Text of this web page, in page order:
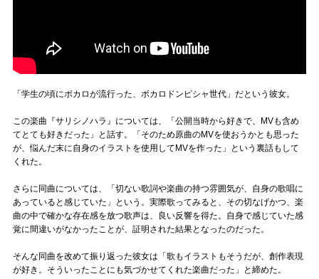
「学生の頃にボカロが流行った、ボカロドンピシャ世代」だという彼女。
この楽曲『サリシノハラ』については、「公開当時から好きで、MVも含め
てとても好きだった」と話す。「そのため原曲のMVを使おうかとも思った
が、悩んだ末に自身のイラストを使用してMVを作った」という裏話もして
くれた。
さらに同曲については、「切ない歌詞や楽曲の持つ雰囲気が、自身の歌唱に
あっていると感じていた」という。実際歌ってみると、その切なげかつ、楽
曲の中で確かな存在感を放つ歌声は、良い反響を得た。自身で感じていた感
覚に間違いがなかったことが、証明された結果となったのだった。
そんな同曲を改めて振り返った彼女は「歌もイラストもそうだが、創作表現
が好き。そういったことにも気づかせてくれた楽曲だった」と締めた。